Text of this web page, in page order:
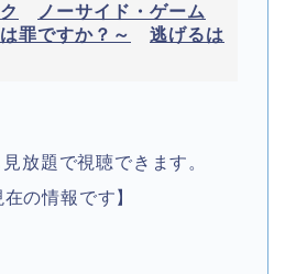
ノーサイド・ゲーム
罪ですか？～
逃げるは
放題で視聴できます。
の情報です】